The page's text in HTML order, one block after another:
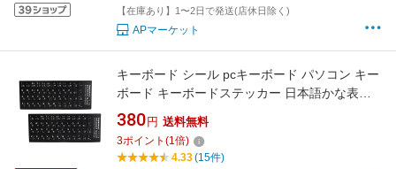
【在庫あり】1〜2日で発送(店休日除く)
APマーケット
キーボード シール pcキーボード パソコン キー
ボード キーボードステッカー 日本語かな表記
付き シール ノートパソコン用／デスクトップ
用 防水 耐摩耗 PVC素材 ブラック 仕事 在宅勤
務に最適
380 円 送料無料
3ポイント (1倍)
4.33(15件)